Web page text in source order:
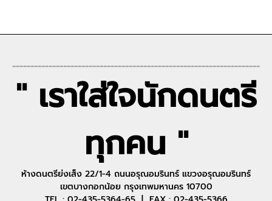
--------------------------------------------------------------------
" เราใส่ใจนักดนตรี
ทุกคน "
ห้างดนตรีย่งเส็ง 22/1-4 ถนนอรุณอมรินทร์ แขวงอรุณอมรินทร์
เขตบางกอกน้อย กรุงเทพมหานคร 10700